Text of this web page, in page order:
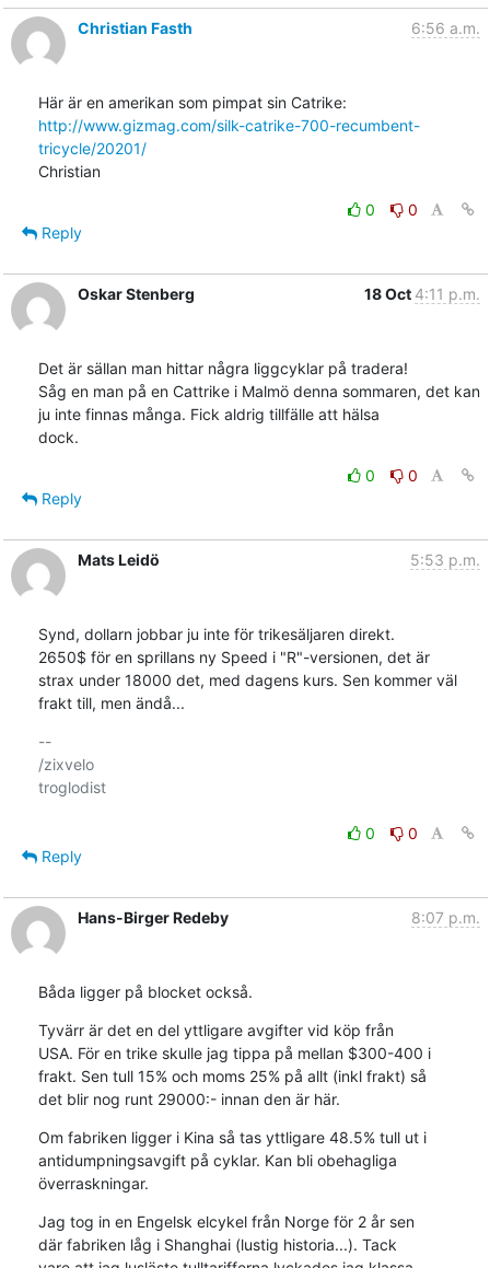
Christian Fasth 6:56 a.m.
http://www.gizmag.com/silk-catrike-700-recumbent-
tricycle/20201/
Christian
0
0
Reply
Oskar Stenberg 18 Oct 4:11 p.m.
Det är sällan man hittar några liggcyklar på tradera!
Såg en man på en Cattrike i Malmö denna sommaren, det kan
ju inte finnas många. Fick aldrig tillfälle att hälsa
dock.
0
0
Reply
Mats Leidö 5:53 p.m.
Synd, dollarn jobbar ju inte för trikesäljaren direkt.
2650$ för en sprillans ny Speed i "R"-versionen, det är
strax under 18000 det, med dagens kurs. Sen kommer väl
frakt till, men ändå...
--
/zixvelo
troglodist
0
0
Reply
Hans-Birger Redeby 8:07 p.m.
Båda ligger på blocket också.
Tyvärr är det en del yttligare avgifter vid köp från
USA. För en trike skulle jag tippa på mellan $300-400 i
frakt. Sen tull 15% och moms 25% på allt (inkl frakt) så
det blir nog runt 29000:- innan den är här.
Om fabriken ligger i Kina så tas yttligare 48.5% tull ut i
antidumpningsavgift på cyklar. Kan bli obehagliga
överraskningar.
Jag tog in en Engelsk elcykel från Norge för 2 år sen
där fabriken låg i Shanghai (lustig historia...). Tack